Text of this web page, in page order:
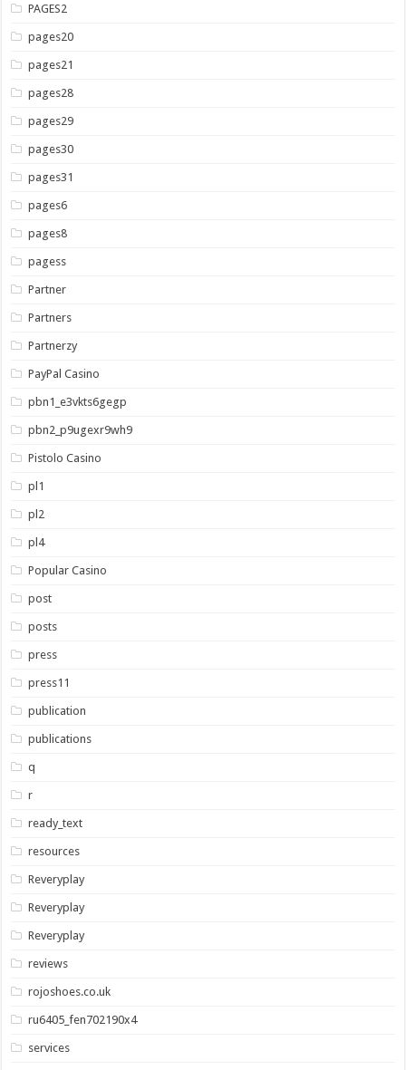
PAGES2
pages20
pages21
pages28
pages29
pages30
pages31
pages6
pages8
pagess
Partner
Partners
Partnerzy
PayPal Casino
pbn1_e3vkts6gegp
pbn2_p9ugexr9wh9
Pistolo Casino
pl1
pl2
pl4
Popular Casino
post
posts
press
press11
publication
publications
q
r
ready_text
resources
Reveryplay
Reveryplay
Reveryplay
reviews
rojoshoes.co.uk
ru6405_fen702190x4
services